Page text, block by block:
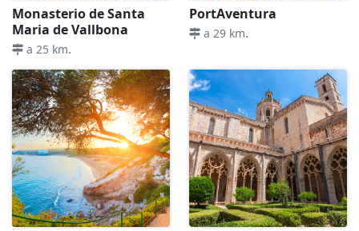
Monasterio de Santa
Maria de Vallbona
a 25 km.
PortAventura
a 29 km.